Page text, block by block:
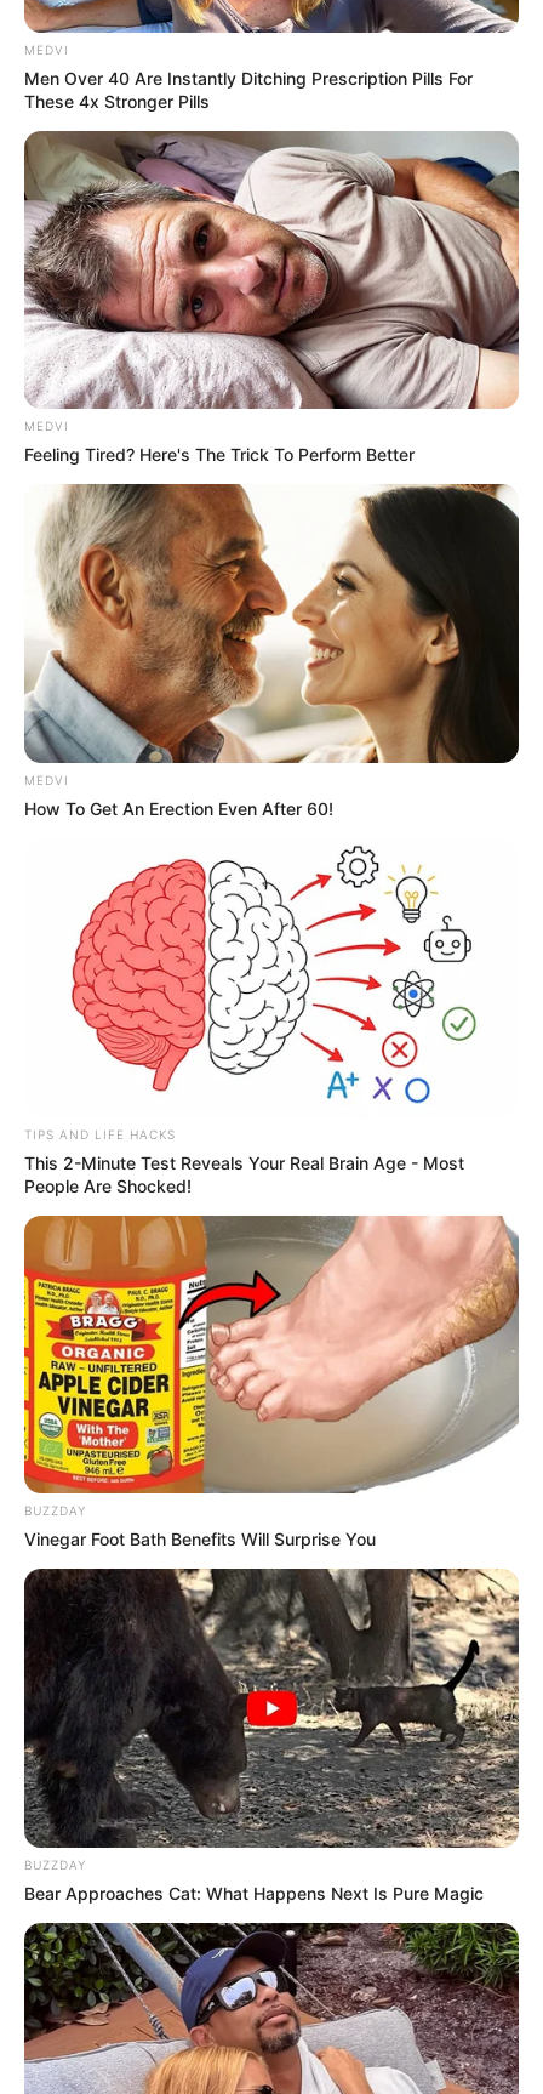
MEDVI
Men Over 40 Are Instantly Ditching Prescription Pills For
These 4x Stronger Pills
MEDVI
Feeling Tired? Here's The Trick To Perform Better
MEDVI
How To Get An Erection Even After 60!
TIPS AND LIFE HACKS
This 2-Minute Test Reveals Your Real Brain Age - Most
People Are Shocked!
BUZZDAY
Vinegar Foot Bath Benefits Will Surprise You
BUZZDAY
Bear Approaches Cat: What Happens Next Is Pure Magic